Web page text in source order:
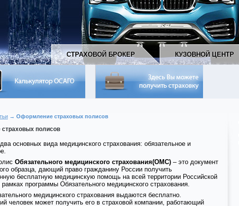
КУЗОВНОЙ ЦЕНТР
СТРАХОВОЙ БРОКЕР
→ Оформление страховых полисов
полисов
основных вида медицинского страхования: обязательное и
Обязательного медицинского страхования(ОМС) – это документ
образца, дающий право гражданину России получить
бесплатную медицинскую помощь на всей территории Российской
программы Обязательного медицинского страхования.
медицинского страхования выдаются бесплатно.
человек может получить его в страховой компании, работающий